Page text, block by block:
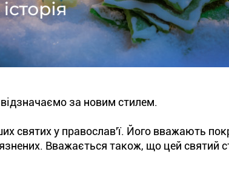
за новим стилем.
святих у православ'ї. Його вважають
Вважається також, що цей святий